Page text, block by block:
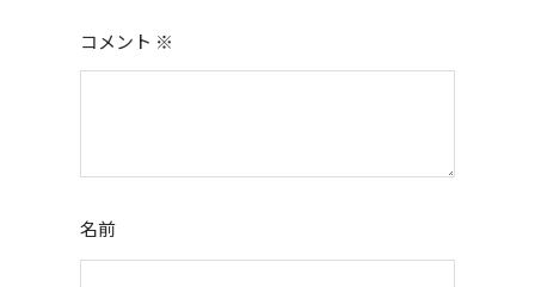
コメント ※
名前